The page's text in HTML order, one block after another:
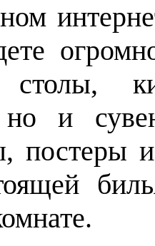
столы,
но и
постеры